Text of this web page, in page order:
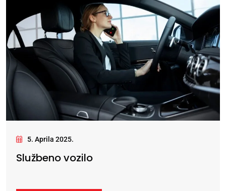
5. Aprila 2025.
Službeno vozilo